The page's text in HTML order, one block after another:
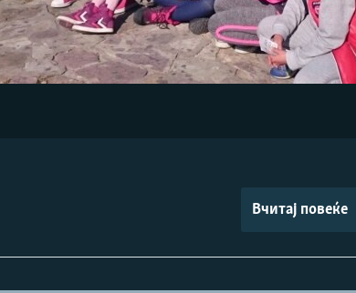
Вчитај повеќе